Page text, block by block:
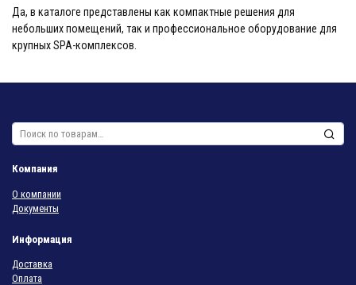
Да, в каталоге представлены как компактные решения для
небольших помещений, так и профессиональное оборудование для
крупных SPA-комплексов.
Искать:
Компания
О компании
Документы
Информация
Доставка
Оплата